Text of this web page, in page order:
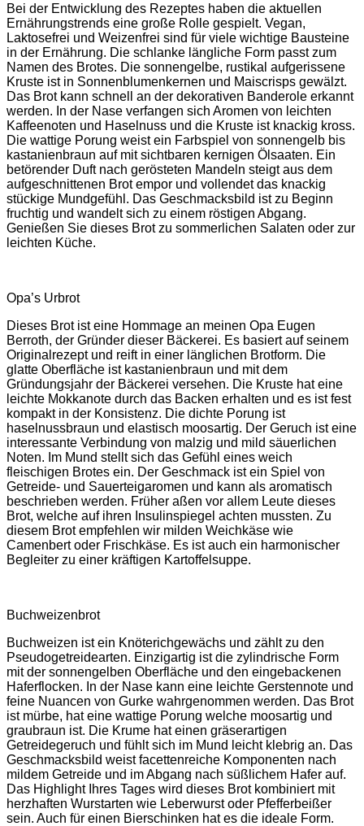
Bei der Entwicklung des Rezeptes haben die aktuellen
Ernährungstrends eine große Rolle gespielt. Vegan,
Laktosefrei und Weizenfrei sind für viele wichtige Bausteine
in der Ernährung. Die schlanke längliche Form passt zum
Namen des Brotes. Die sonnengelbe, rustikal aufgerissene
Kruste ist in Sonnenblumenkernen und Maiscrisps gewälzt.
Das Brot kann schnell an der dekorativen Banderole erkannt
werden. In der Nase verfangen sich Aromen von leichten
Kaffeenoten und Haselnuss und die Kruste ist knackig kross.
Die wattige Porung weist ein Farbspiel von sonnengelb bis
kastanienbraun auf mit sichtbaren kernigen Ölsaaten. Ein
betörender Duft nach gerösteten Mandeln steigt aus dem
aufgeschnittenen Brot empor und vollendet das knackig
stückige Mundgefühl. Das Geschmacksbild ist zu Beginn
fruchtig und wandelt sich zu einem röstigen Abgang.
Genießen Sie dieses Brot zu sommerlichen Salaten oder zur
leichten Küche.
Opa’s Urbrot
Dieses Brot ist eine Hommage an meinen Opa Eugen
Berroth, der Gründer dieser Bäckerei. Es basiert auf seinem
Originalrezept und reift in einer länglichen Brotform. Die
glatte Oberfläche ist kastanienbraun und mit dem
Gründungsjahr der Bäckerei versehen. Die Kruste hat eine
leichte Mokkanote durch das Backen erhalten und es ist fest
kompakt in der Konsistenz. Die dichte Porung ist
haselnussbraun und elastisch moosartig. Der Geruch ist eine
interessante Verbindung von malzig und mild säuerlichen
Noten. Im Mund stellt sich das Gefühl eines weich
fleischigen Brotes ein. Der Geschmack ist ein Spiel von
Getreide- und Sauerteigaromen und kann als aromatisch
beschrieben werden. Früher aßen vor allem Leute dieses
Brot, welche auf ihren Insulinspiegel achten mussten. Zu
diesem Brot empfehlen wir milden Weichkäse wie
Camenbert oder Frischkäse. Es ist auch ein harmonischer
Begleiter zu einer kräftigen Kartoffelsuppe.
Buchweizenbrot
Buchweizen ist ein Knöterichgewächs und zählt zu den
Pseudogetreidearten. Einzigartig ist die zylindrische Form
mit der sonnengelben Oberfläche und den eingebackenen
Haferflocken. In der Nase kann eine leichte Gerstennote und
feine Nuancen von Gurke wahrgenommen werden. Das Brot
ist mürbe, hat eine wattige Porung welche moosartig und
graubraun ist. Die Krume hat einen gräserartigen
Getreidegeruch und fühlt sich im Mund leicht klebrig an. Das
Geschmacksbild weist facettenreiche Komponenten nach
mildem Getreide und im Abgang nach süßlichem Hafer auf.
Das Highlight Ihres Tages wird dieses Brot kombiniert mit
herzhaften Wurstarten wie Leberwurst oder Pfefferbeißer
sein. Auch für einen Bierschinken hat es die ideale Form.